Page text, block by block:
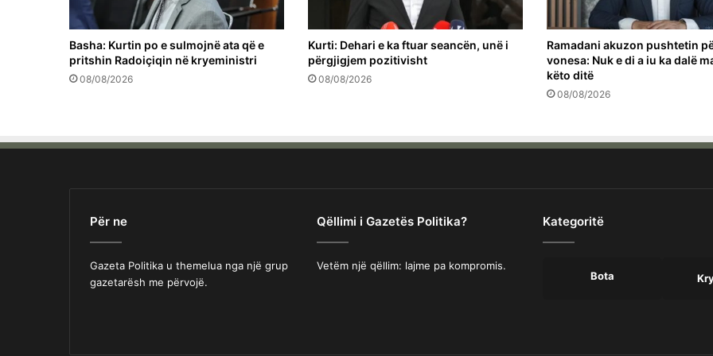
Basha: Kurtin po e sulmojnë ata që e
pritshin Radoiçiqin në kryeministri
08/08/2026
Kurti: Dehari e ka ftuar seancën, unë i
përgjigjem pozitivisht
08/08/2026
Ramadani akuzon pushtetin
vonesa: Nuk e di a iu ka dalë
këto ditë
08/08/2026
Për ne
Gazeta Politika u themelua nga një grup
gazetarësh me përvojë.
Qëllimi i Gazetës Politika?
Vetëm një qëllim: lajme pa kompromis.
Kategoritë
Bota